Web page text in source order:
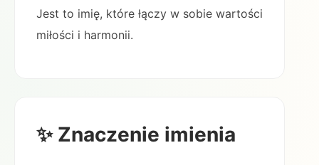
Jest to imię, które łączy w sobie wartości
miłości i harmonii.
✨ Znaczenie imienia